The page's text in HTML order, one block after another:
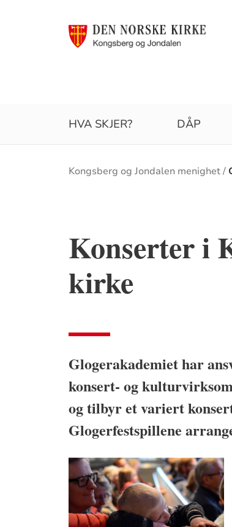
HVA SKJER? DÅP
Brødsmulesti
Kongsberg og Jondalen menighet
Konserter i
kirke
Glogerakademiet har
konsert- og
og tilbyr et variert
Glogerfestspillene